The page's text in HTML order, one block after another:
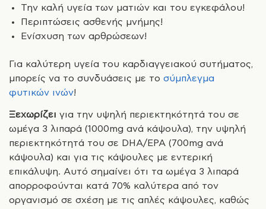
Την καλή υγεία των ματιών και του εγκεφάλου!
Περιπτώσεις ασθενής μνήμης!
Ενίσχυση των αρθρώσεων!
Για καλύτερη υγεία του καρδιαγγειακού συτήματος,
μπορείς να το συνδυάσεις με το σύμπλεγμα
φυτικών ινών!
Ξεχωρίζει για την υψηλή περιεκτηκότητά του σε
ωμέγα 3 λιπαρά (1000mg ανά κάψουλα), την υψηλή
περιεκτηκότητά του σε DHA/EPA (700mg ανά
κάψουλα) και για τις κάψουλες με εντερική
επικάλυψη. Αυτό σημαίνει ότι τα ωμέγα 3 λιπαρά
απορροφούνται κατά 70% καλύτερα από τον
οργανισμό σε σχέση με τις απλές κάψουλες, καθώς